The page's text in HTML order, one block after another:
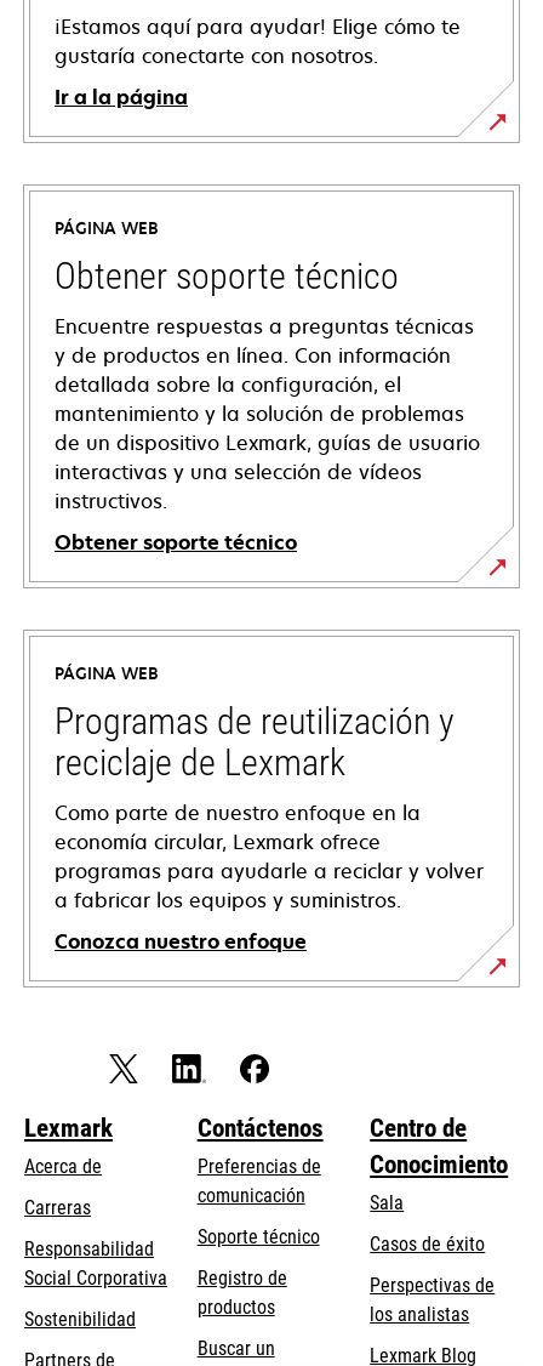
¡Estamos aquí para ayudar! Elige cómo te
gustaría conectarte con nosotros.
Ir a la página
PÁGINA WEB
Obtener soporte técnico
Encuentre respuestas a preguntas técnicas
y de productos en línea. Con información
detallada sobre la configuración, el
mantenimiento y la solución de problemas
de un dispositivo Lexmark, guías de usuario
interactivas y una selección de vídeos
instructivos.
Obtener soporte técnico
opens
in
new
tab
PÁGINA WEB
Programas de reutilización y
reciclaje de Lexmark
Como parte de nuestro enfoque en la
economía circular, Lexmark ofrece
programas para ayudarle a reciclar y volver
a fabricar los equipos y suministros.
Conozca nuestro enfoque
Lexmark
Acerca de
Carreras
Responsabilidad
Social Corporativa opens
Sostenibilidad
Partners de
Contáctenos
Preferencias de
comunicación
Soporte técnicoopens
Registro de
productos
Buscar un
Centro de
Conocimiento
Sala
Casos de éxito
Perspectivas de
los analistas
Lexmark Blog